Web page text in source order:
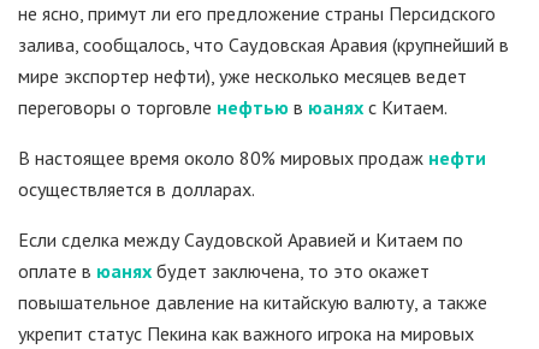
не ясно, примут ли его предложение страны Персидского
залива, сообщалось, что Саудовская Аравия (крупнейший в
мире экспортер нефти), уже несколько месяцев ведет
переговоры о торговле нефтью в юанях с Китаем.
В настоящее время около 80% мировых продаж нефти
осуществляется в долларах.
Если сделка между Саудовской Аравией и Китаем по
оплате в юанях будет заключена, то это окажет
повышательное давление на китайскую валюту, а также
укрепит статус Пекина как важного игрока на мировых